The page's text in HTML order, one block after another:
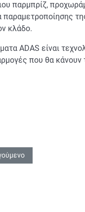
παρμπρίζ,
παραμετροποίησης
κλάδο.
ADAS είναι
που θα κάνουν
άρθρο: Cruise Control: